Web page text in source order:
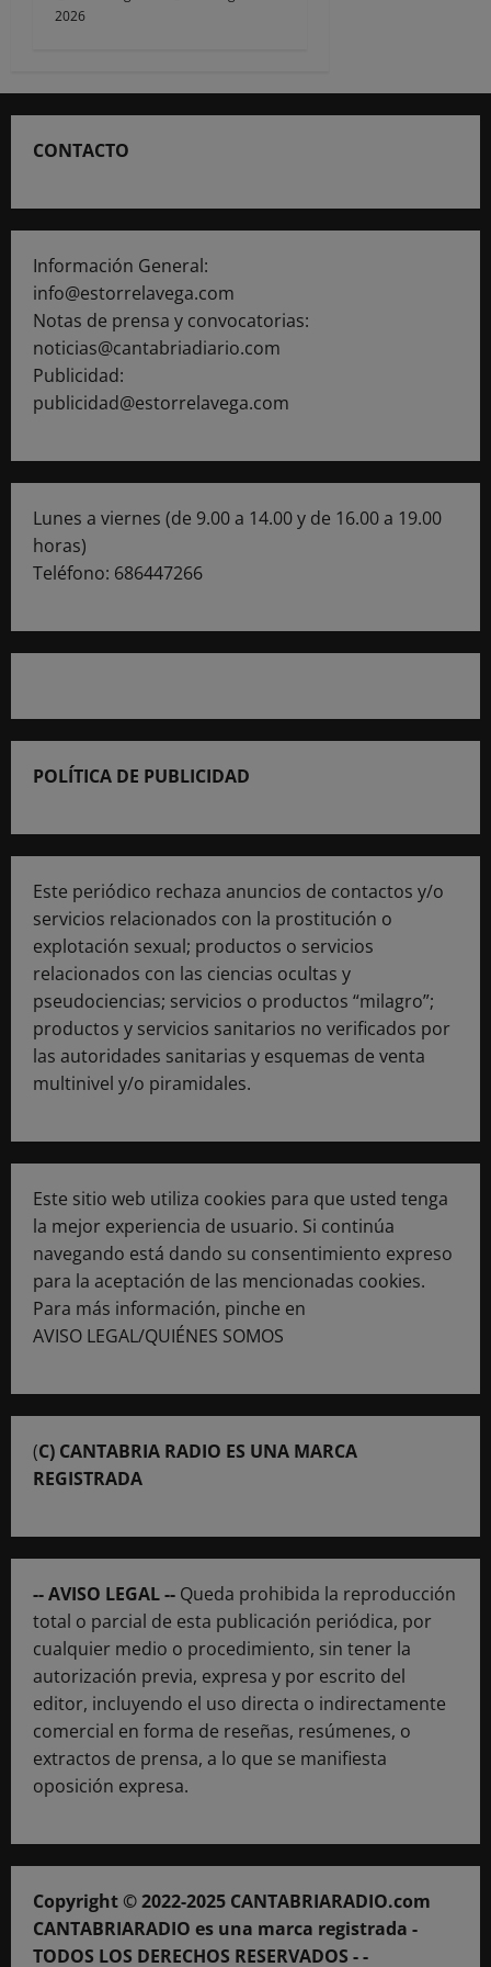
2026
CONTACTO
Información General:
info@estorrelavega.com
Notas de prensa y convocatorias:
noticias@cantabriadiario.com
Publicidad:
publicidad@estorrelavega.com
Lunes a viernes (de 9.00 a 14.00 y de 16.00 a 19.00
horas)
Teléfono: 686447266
POLÍTICA DE PUBLICIDAD
Este periódico rechaza anuncios de contactos y/o
servicios relacionados con la prostitución o
explotación sexual; productos o servicios
relacionados con las ciencias ocultas y
pseudociencias; servicios o productos “milagro”;
productos y servicios sanitarios no verificados por
las autoridades sanitarias y esquemas de venta
multinivel y/o piramidales.
Este sitio web utiliza cookies para que usted tenga
la mejor experiencia de usuario. Si continúa
navegando está dando su consentimiento expreso
para la aceptación de las mencionadas cookies.
Para más información, pinche en
AVISO LEGAL/QUIÉNES SOMOS
(C) CANTABRIA RADIO ES UNA MARCA
REGISTRADA
-- AVISO LEGAL -- Queda prohibida la reproducción
total o parcial de esta publicación periódica, por
cualquier medio o procedimiento, sin tener la
autorización previa, expresa y por escrito del
editor, incluyendo el uso directa o indirectamente
comercial en forma de reseñas, resúmenes, o
extractos de prensa, a lo que se manifiesta
oposición expresa.
Copyright © 2022-2025 CANTABRIARADIO.com
CANTABRIARADIO es una marca registrada -
TODOS LOS DERECHOS RESERVADOS - -